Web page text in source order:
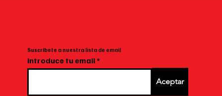
Suscríbete a nuestra lista de email
Introduce tu email
Aceptar